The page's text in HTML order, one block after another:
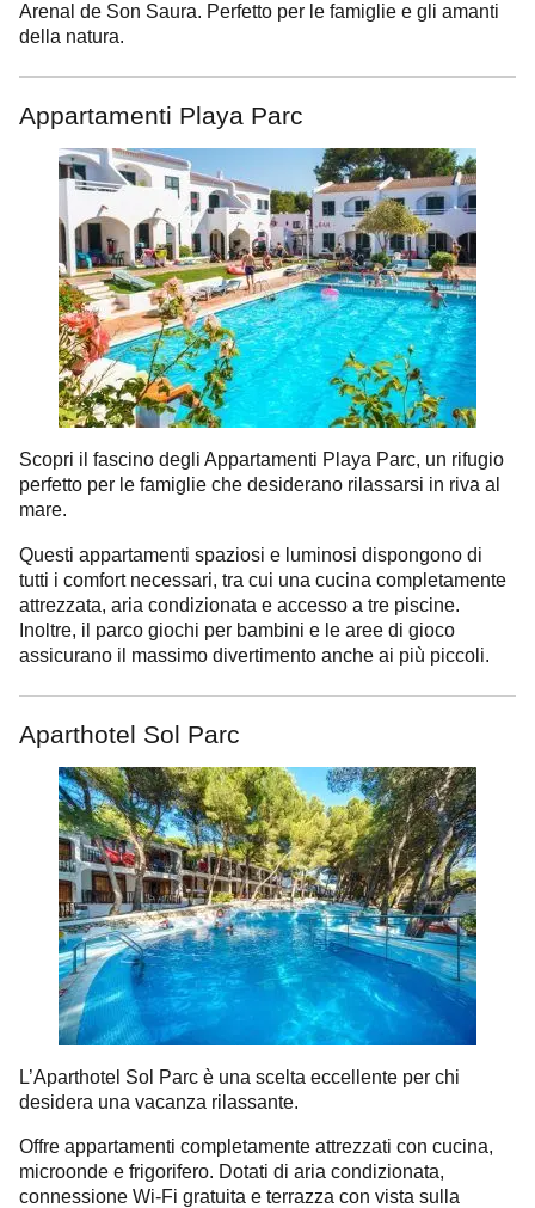
Arenal de Son Saura. Perfetto per le famiglie e gli amanti
della natura.
Appartamenti Playa Parc
Scopri il fascino degli Appartamenti Playa Parc, un rifugio
perfetto per le famiglie che desiderano rilassarsi in riva al
mare.
Questi appartamenti spaziosi e luminosi dispongono di
tutti i comfort necessari, tra cui una cucina completamente
attrezzata, aria condizionata e accesso a tre piscine.
Inoltre, il parco giochi per bambini e le aree di gioco
assicurano il massimo divertimento anche ai più piccoli.
Aparthotel Sol Parc
L’Aparthotel Sol Parc è una scelta eccellente per chi
desidera una vacanza rilassante.
Offre appartamenti completamente attrezzati con cucina,
microonde e frigorifero. Dotati di aria condizionata,
connessione Wi-Fi gratuita e terrazza con vista sulla